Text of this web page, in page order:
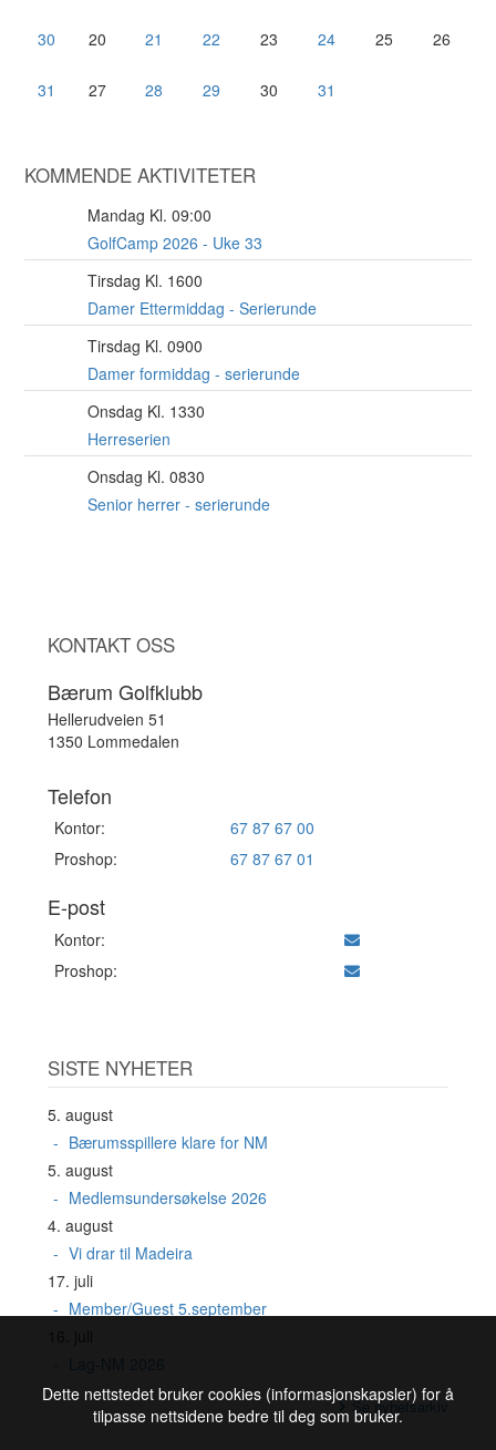
30 20 21 22 23 24 25 26
31 27 28 29 30 31
KOMMENDE AKTIVITETER
Mandag Kl. 09:00
GolfCamp 2026 - Uke 33
Tirsdag Kl. 1600
Damer Ettermiddag - Serierunde
Tirsdag Kl. 0900
Damer formiddag - serierunde
Onsdag Kl. 1330
Herreserien
Onsdag Kl. 0830
Senior herrer - serierunde
KONTAKT OSS
Bærum Golfklubb
Hellerudveien 51
1350 Lommedalen
Telefon
Kontor:
67 87 67 00
Proshop:
67 87 67 01
E-post
Kontor:
Proshop:
SISTE NYHETER
5. august
Bærumsspillere klare for NM
5. august
Medlemsundersøkelse 2026
4. august
Vi drar til Madeira
17. juli
Member/Guest 5.september
Se nyhetsarkiv
Dette nettstedet bruker cookies (informasjonskapsler) for å
tilpasse nettsidene bedre til deg som bruker.